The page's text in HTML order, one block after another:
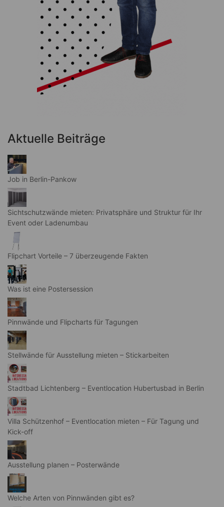
Aktuelle Beiträge
Job in Berlin-Pankow
Sichtschutzwände mieten: Privatsphäre und Struktur für Ihr
Event oder Ladenumbau
Flipchart Vorteile – 7 überzeugende Fakten
Was ist eine Postersession
Pinnwände und Flipcharts für Tagungen
Stellwände für Ausstellung mieten – Stickarbeiten
Stadtbad Lichtenberg – Eventlocation Hubertusbad in Berlin
Villa Schützenhof – Eventlocation mieten – Für Tagung und
Kick-off
Ausstellung planen – Posterwände
Welche Arten von Pinnwänden gibt es?